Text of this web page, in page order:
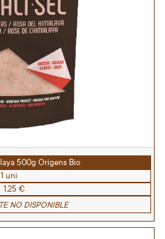
500g Origens Bio
1 uni
1,25 €
NO DISPONIBLE